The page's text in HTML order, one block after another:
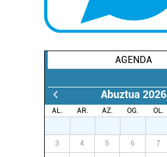
AGENDA
Abuztua 2026
AL. AR. AZ. OG. OL.
3 4 5 6 7